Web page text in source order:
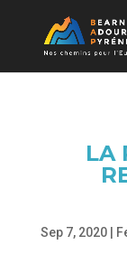
LA
Sep 7, 2020|